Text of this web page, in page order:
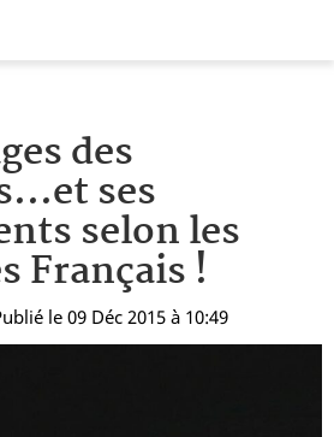
des
ses
selon les
Français !
le 09 Déc 2015 à 10:49